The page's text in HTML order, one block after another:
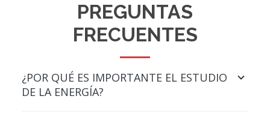
PREGUNTAS
FRECUENTES
¿POR QUÉ ES IMPORTANTE EL ESTUDIO
DE LA ENERGÍA?